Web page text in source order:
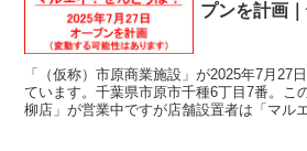
プンを計画
「（仮称）市原商業施設」が2025年7月27
ています。千葉県市原市千種6丁目7番。こ
柳店」が営業中ですが店舗設置者は「マル
会社ジョイマート。計画では、店舗面積：